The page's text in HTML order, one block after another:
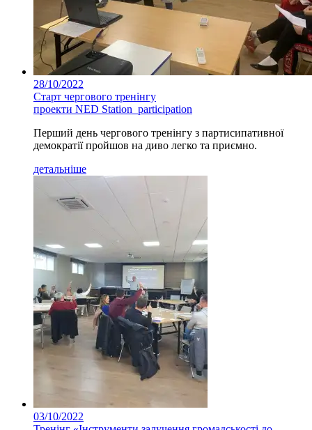
28/10/2022
Старт чергового тренінгу
проекти NED Station_participation
Перший день чергового тренінгу з партисипативної
демократії пройшов на диво легко та приємно.
детальніше
03/10/2022